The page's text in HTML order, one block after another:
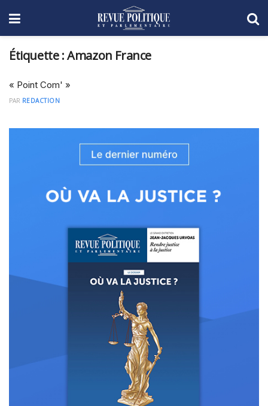
Étiquette :Amazon France
« Point Com' »
PAR REDACTION